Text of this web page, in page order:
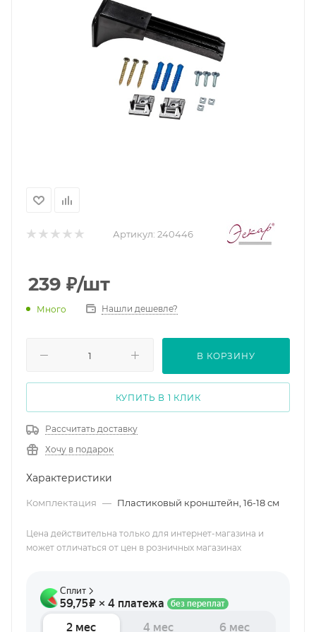
Артикул: 240446
239 ₽/шт
Много Нашли дешевле?
В КОРЗИНУ
КУПИТЬ В 1 КЛИК
Рассчитать доставку
Хочу в подарок
Характеристики
Комплектация — Пластиковый кронштейн, 16-18 см
Цена действительна только для интернет-магазина и
может отличаться от цен в розничных магазинах